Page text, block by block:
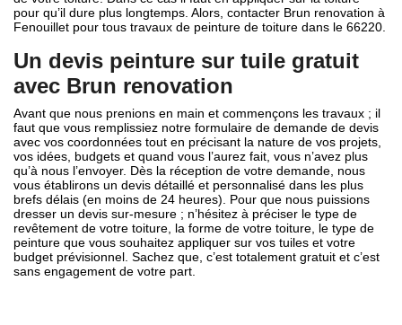
pour qu’il dure plus longtemps. Alors, contacter Brun renovation à
Fenouillet pour tous travaux de peinture de toiture dans le 66220.
Un devis peinture sur tuile gratuit
avec Brun renovation
Avant que nous prenions en main et commençons les travaux ; il
faut que vous remplissiez notre formulaire de demande de devis
avec vos coordonnées tout en précisant la nature de vos projets,
vos idées, budgets et quand vous l’aurez fait, vous n’avez plus
qu’à nous l’envoyer. Dès la réception de votre demande, nous
vous établirons un devis détaillé et personnalisé dans les plus
brefs délais (en moins de 24 heures). Pour que nous puissions
dresser un devis sur-mesure ; n’hésitez à préciser le type de
revêtement de votre toiture, la forme de votre toiture, le type de
peinture que vous souhaitez appliquer sur vos tuiles et votre
budget prévisionnel. Sachez que, c’est totalement gratuit et c’est
sans engagement de votre part.